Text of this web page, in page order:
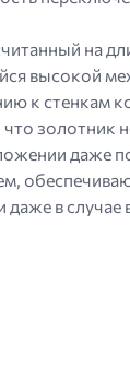
на
высокой
к
что золотник
даже
в случае